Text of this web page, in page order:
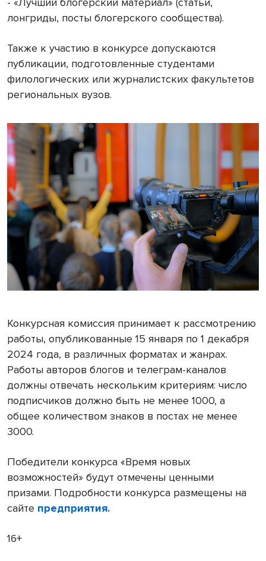
лонгриды, посты блогерского сообщества).
Также к участию в конкурсе допускаются
публикации, подготовленные студентами
филологических или журналистских факультетов
региональных вузов.
Конкурсная комиссия принимает к рассмотрению
работы, опубликованные 15 января по 1 декабря
2024 года, в различных форматах и жанрах.
Работы авторов блогов и телеграм-каналов
должны отвечать нескольким критериям: число
подписчиков должно быть не менее 1000, а
общее количеством знаков в постах не менее
3000.
Победители конкурса «Время новых
возможностей» будут отмечены ценными
призами. Подробности конкурса размещены на
сайте предприятия.
16+